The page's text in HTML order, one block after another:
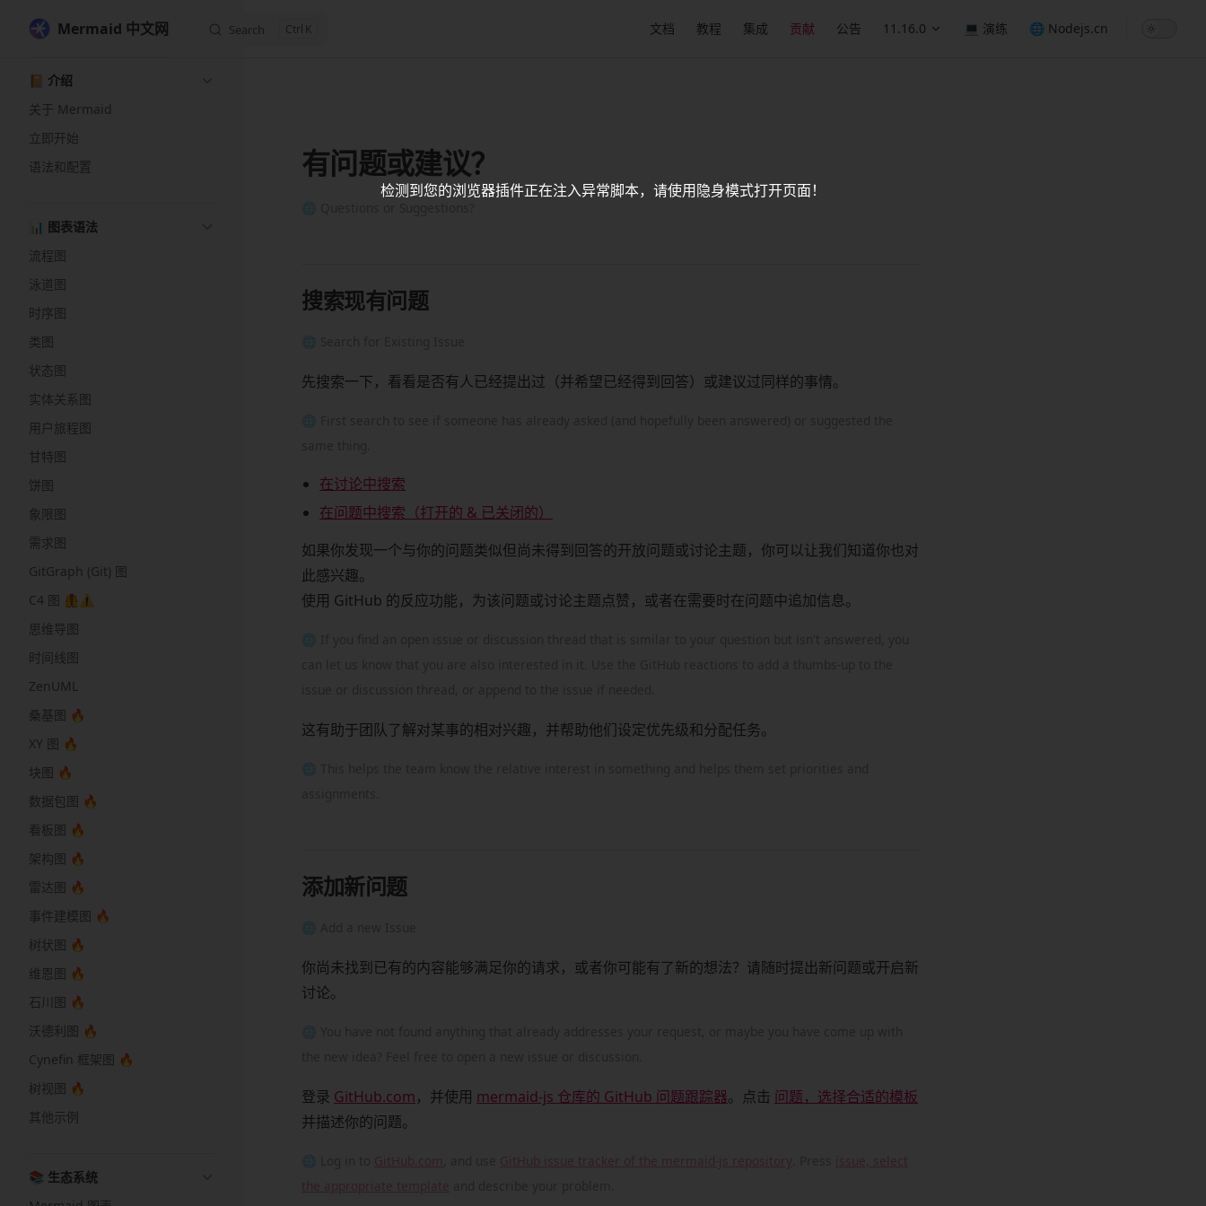
Skip to content
Mermaid 中文网 Search K 文档 教程 集成 贡献 公告 11.16.0 💻 演练 🌐 Nodejs.cn
📔 介绍
关于 Mermaid
立即开始
语法和配置
📊 图表语法
流程图
泳道图
时序图
类图
状态图
实体关系图
用户旅程图
甘特图
饼图
象限图
需求图
GitGraph (Git) 图
C4 图 🦺⚠️
思维导图
时间线图
ZenUML
桑基图 🔥
XY 图 🔥
块图 🔥
数据包图 🔥
看板图 🔥
架构图 🔥
雷达图 🔥
事件建模图 🔥
树状图 🔥
维恩图 🔥
石川图 🔥
沃德利图 🔥
Cynefin 框架图 🔥
树视图 🔥
其他示例
📚 生态系统
有问题或建议？
🌐 Questions or Suggestions?
搜索现有问题
🌐 Search for Existing Issue
先搜索一下，看看是否有人已经提出过（并希望已经得到回答）或建议过同样的事情。
🌐 First search to see if someone has already asked (and hopefully been answered) or suggested the
在讨论中搜索
在问题中搜索（打开的 & 已关闭的）
如果你发现一个与你的问题类似但尚未得到回答的开放问题或讨论主题，你可以让我们知道你也对
此感兴趣。
使用 GitHub 的反应功能，为该问题或讨论主题点赞，或者在需要时在问题中追加信息。
🌐 If you find an open issue or discussion thread that is similar to your question but isn't answered, you
这有助于团队了解对某事的相对兴趣，并帮助他们设定优先级和分配任务。
🌐 This helps the team know the relative interest in something and helps them set priorities and
添加新问题
🌐 Add a new Issue
你尚未找到已有的内容能够满足你的请求，或者你可能有了新的想法？请随时提出新问题或开启新
讨论。
🌐 You have not found anything that already addresses your request, or maybe you have come up with
登录 GitHub.com，并使用 mermaid-js 仓库的 GitHub 问题跟踪器。点击 问题，选择合适的模板
并描述你的问题。
🌐 Log in to GitHub.com GitHub issue tracker of the mermaid-js repository
issue, select
the appropriate template
检测到您的浏览器插件正在注入异常脚本，请使用隐身模式打开页面！